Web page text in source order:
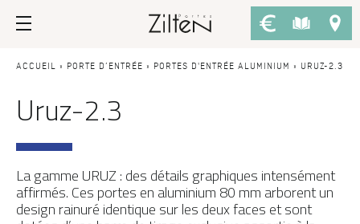
Nos portes d’entrée
PAR TYPE
Porte d’entrée
Porte de service
Porte grand trafic
Conseils
LE CHOIX
Savoir-faire
Design
Inspirations
ACCUEIL » PORTE D’ENTRÉE » PORTES D'ENTRÉE ALUMINIUM » URUZ-2.3
Uruz-2.3
La gamme URUZ: des détails graphiques intensément
affirmés. Ces portes en aluminium 80 mm arborent un
design rainuré identique sur les deux faces et sont